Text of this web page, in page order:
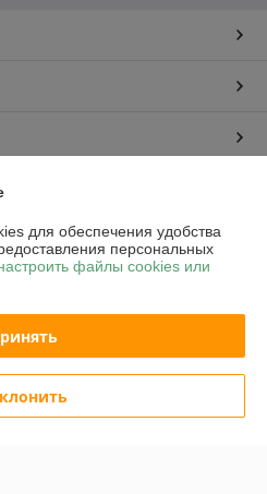
Deal.by
для обеспечения удобства
персональных
файлы cookies или